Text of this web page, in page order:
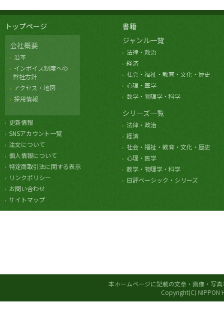
トップページ
会社概要
沿革
インボイス制度への
弊社方針
アクセス・地図
採用情報
更新情報
SNSアカウント一覧
注文について
個人情報について
特定商取引法に関する表示
リンクポリシー
お問い合わせ
サイトマップ
書籍
ジャンル一覧
法律・政治
経済
社会・福祉・教育・文化・歴史
心理・医学
数学・物理学・科学
シリーズ一覧
法律・政治
経済
社会・福祉・教育・文化・歴史
心理・医学
数学・物理学・科学
日評ベーシック・シリーズ
本ホームページに記載の文章・画像・写
Copyright(C) NIPPON